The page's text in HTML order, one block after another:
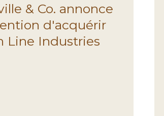
& Co. annonce
d'acquérir
Line Industries